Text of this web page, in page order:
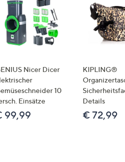
Nicer Dicer
10
Einsätze
99,99
KIPLING®
Details
€ 72,99